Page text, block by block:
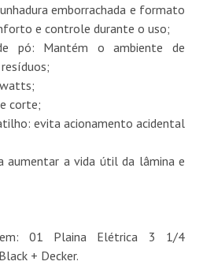
emborrachada e formato
e controle durante o uso;
pó: Mantém o ambiente de
corte;
evita acionamento acidental
aumentar a vida útil da lâmina e
01 Plaina Elétrica 3 1/4
+ Decker.